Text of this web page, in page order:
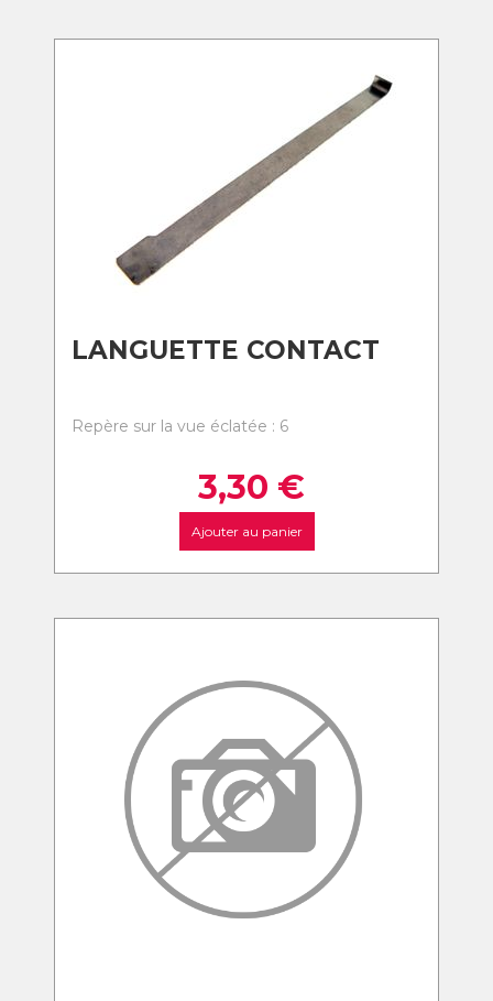
LANGUETTE CONTACT
Repère sur la vue éclatée : 6
3,30 €
Ajouter au panier